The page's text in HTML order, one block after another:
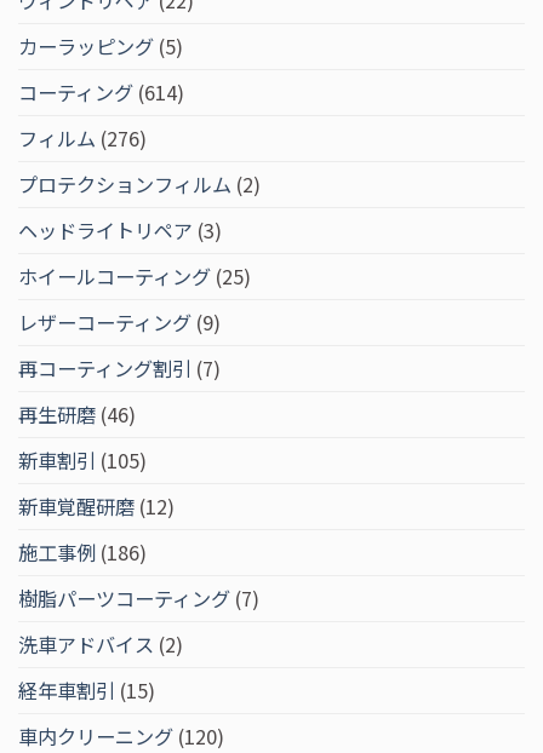
カーラッピング (5)
コーティング (614)
フィルム (276)
プロテクションフィルム (2)
ヘッドライトリペア (3)
ホイールコーティング (25)
レザーコーティング (9)
再コーティング割引 (7)
再生研磨 (46)
新車割引 (105)
新車覚醒研磨 (12)
施工事例 (186)
樹脂パーツコーティング (7)
洗車アドバイス (2)
経年車割引 (15)
車内クリーニング (120)